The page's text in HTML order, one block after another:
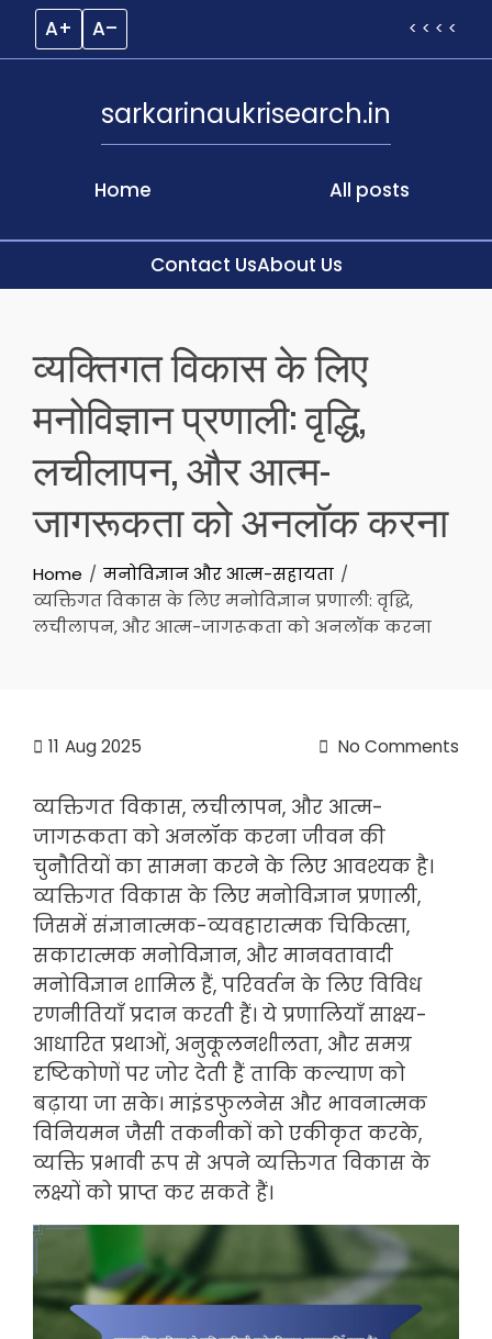
A+ A– < < < <
Home
sarkarinaukrisearch.in
All posts
Contact UsAbout Us
content
व्यक्तिगत विकास के लिए
मनोविज्ञान प्रणाली: वृद्धि,
लचीलापन, और आत्म-
जागरूकता को अनलॉक करना
Home
मनोविज्ञान और आत्म-सहायता
व्यक्तिगत विकास के लिए मनोविज्ञान प्रणाली: वृद्धि,
लचीलापन, और आत्म-जागरूकता को अनलॉक करना
11 Aug 2025 No Comments
व्यक्तिगत विकास, लचीलापन, और आत्म-
जागरूकता को अनलॉक करना जीवन की
चुनौतियों का सामना करने के लिए आवश्यक है।
व्यक्तिगत विकास के लिए मनोविज्ञान प्रणाली,
जिसमें संज्ञानात्मक-व्यवहारात्मक चिकित्सा,
सकारात्मक मनोविज्ञान, और मानवतावादी
मनोविज्ञान शामिल हैं, परिवर्तन के लिए विविध
रणनीतियाँ प्रदान करती हैं। ये प्रणालियाँ साक्ष्य-
आधारित प्रथाओं, अनुकूलनशीलता, और समग्र
दृष्टिकोणों पर जोर देती हैं ताकि कल्याण को
बढ़ाया जा सके। माइंडफुलनेस और भावनात्मक
विनियमन जैसी तकनीकों को एकीकृत करके,
व्यक्ति प्रभावी रूप से अपने व्यक्तिगत विकास के
लक्ष्यों को प्राप्त कर सकते हैं।